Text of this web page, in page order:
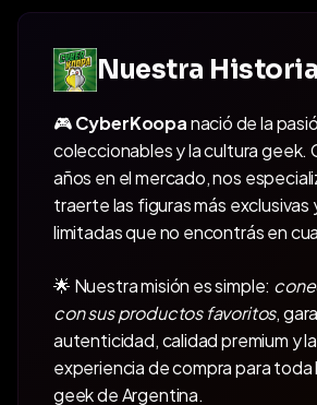
Nuestra Historia
🎮CyberKoopanació de la
coleccionables y la cultura geek.
años en el mercado, nos
traerte las figuras más exclusivas
limitadas que no encontrás en
🌟 Nuestra misión es simple:
con sus productos favoritos,
autenticidad, calidad premium y
experiencia de compra para toda
geek de Argentina.